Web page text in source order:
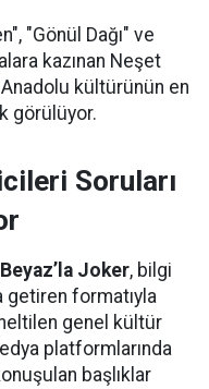
"Gönül Dağı" ve
kazınan Neşet
Anadolu kültürünün en
görülüyor.
Soruları
Beyaz’la Joker, bilgi
getiren formatıyla
genel kültür
platformlarında
başlıklar